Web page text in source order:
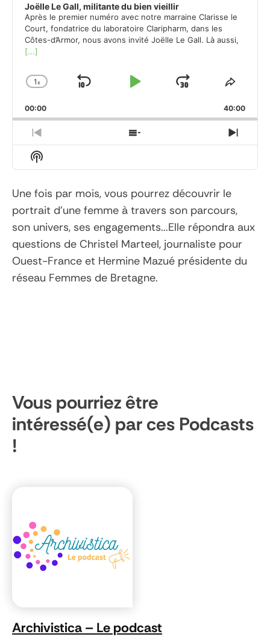
Joëlle Le Gall, militante du bien vieillir
Après le premier numéro avec notre marraine Clarisse le
Court, fondatrice du laboratoire Claripharm, dans les
Côtes-d’Armor, nous avons invité Joëlle Le Gall. Là aussi,
[...]
Change
Rate
1x
Skip
Play
Jump
Forward
Share
00:00 40:00
Previous
Episode
Show
Episodes
Next
Show
Podcast
Une fois par mois, vous pourrez découvrir le
portrait d’une femme à travers son parcours,
son univers, ses engagements...Elle répondra aux
questions de Christel Marteel, journaliste pour
Ouest-France et Hermine Mazué présidente du
réseau Femmes de Bretagne.
Vous pourriez être
intéressé(e) par ces Podcasts
!
Archivistica – Le podcast